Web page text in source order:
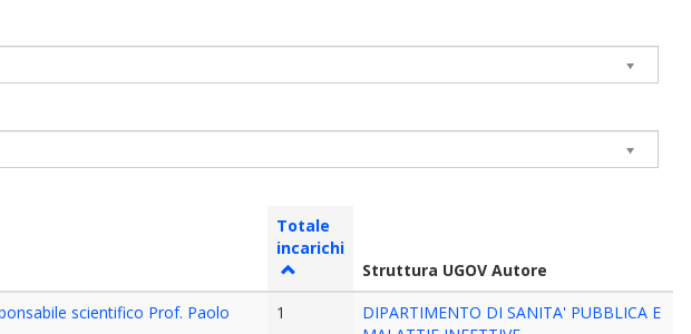
Totale
incarichi
Struttura UGOV Autore
scientifico Prof. Paolo
1
DIPARTIMENTO DI SANITA' PUBBLICA E